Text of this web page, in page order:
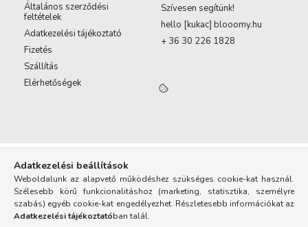
Általános szerződési
feltételek
Adatkezelési tájékoztató
Fizetés
Szállítás
Elérhetőségek
Szívesen segítünk!
hello [kukac] blooomy.hu
+ 36 30 226 1828
Adatkezelési beállítások
Weboldalunk az alapvető működéshez szükséges cookie-kat használ.
Szélesebb körű funkcionalitáshoz (marketing, statisztika, személyre
szabás) egyéb cookie-kat engedélyezhet. Részletesebb információkat az
Adatkezelési tájékoztatóban talál.